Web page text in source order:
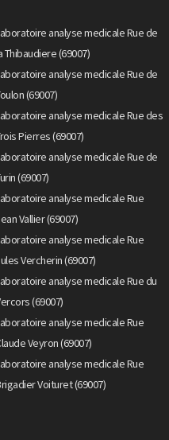
analyse medicale Rue de
Thibaudiere (69007)
analyse medicale Rue de
(69007)
analyse medicale Rue des
Pierres (69007)
analyse medicale Rue de
(69007)
analyse medicale Rue
Vallier (69007)
analyse medicale Rue
Vercherin (69007)
analyse medicale Rue du
(69007)
analyse medicale Rue
Veyron (69007)
analyse medicale Rue
Voituret (69007)